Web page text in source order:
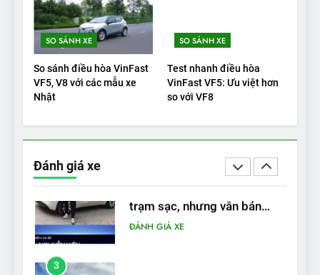
SO SÁNH XE
So sánh điều hòa VinFast
VF5, V8 với các mẫu xe
Nhật
SO SÁNH XE
Test nhanh điều hòa
VinFast VF5: Ưu việt hơn
so với VF8
Đánh giá xe
1
Xe tốt nhất để mua năm
2025: Green Car Reports
nêu tên 5 người vào chung
kết – Mỹ
ĐÁNH GIÁ XE
‘Wuling Bingo ồn, không có
trạm sạc, nhưng vẫn bán
được nếu biết cách’
3
VinFast VF8 chinh phục Tây